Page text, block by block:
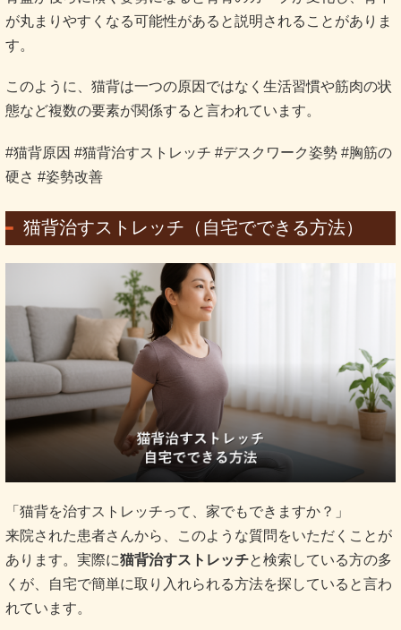
が丸まりやすくなる可能性があると説明されることがありま
す。
このように、猫背は一つの原因ではなく生活習慣や筋肉の状
態など複数の要素が関係すると言われています。
#猫背原因 #猫背治すストレッチ #デスクワーク姿勢 #胸筋の
硬さ #姿勢改善
猫背治すストレッチ（自宅でできる方法）
「猫背を治すストレッチって、家でもできますか？」
来院された患者さんから、このような質問をいただくことが
あります。実際に猫背治すストレッチと検索している方の多
くが、自宅で簡単に取り入れられる方法を探していると言わ
れています。